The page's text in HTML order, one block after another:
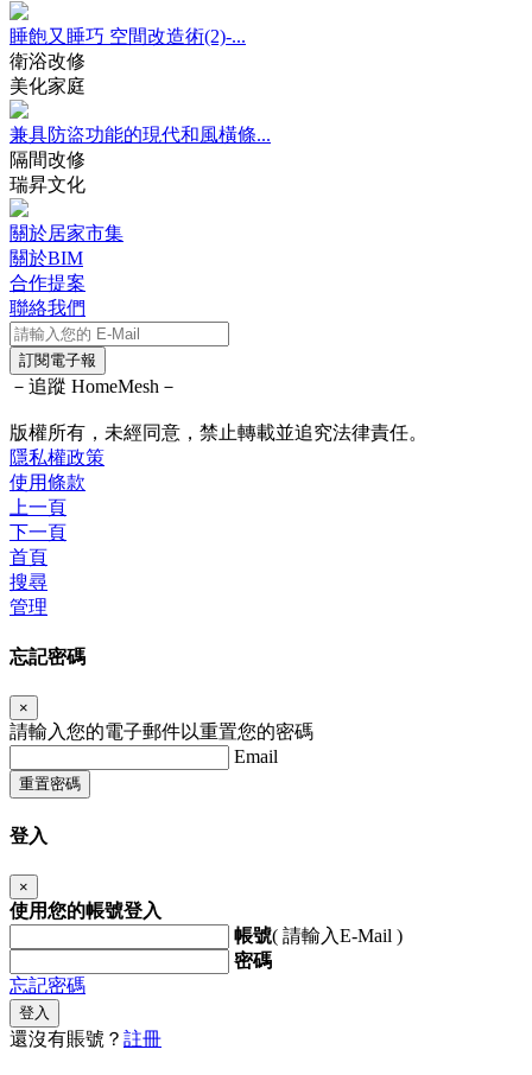
睡飽又睡巧 空間改造術(2)-...
衛浴改修
美化家庭
兼具防盜功能的現代和風橫條...
隔間改修
瑞昇文化
關於居家市集
關於BIM
合作提案
聯絡我們
訂閱電子報
－追蹤 HomeMesh－
版權所有，未經同意，禁止轉載並追究法律責任。
隱私權政策
使用條款
上一頁
下一頁
首頁
搜尋
管理
忘記密碼
×
請輸入您的電子郵件以重置您的密碼
Email
重置密碼
登入
×
使用您的帳號登入
帳號( 請輸入E-Mail )
密碼
忘記密碼
登入
還沒有賬號？ 註冊